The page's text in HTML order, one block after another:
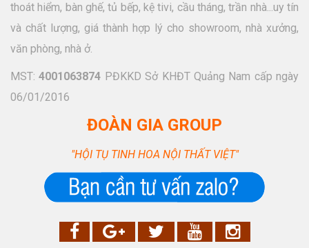
thoát hiểm, bàn ghế, tủ bếp, kệ tivi, cầu tháng, trần nhà...uy tín
và chất lượng, giá thành hợp lý cho showroom, nhà xưởng,
văn phòng, nhà ở.
MST:4001063874 PĐKKD Sở KHĐT Quảng Nam cấp ngày
06/01/2016
ĐOÀN GIA GROUP
"HỘI TỤ TINH HOA NỘI THẤT VIỆT"